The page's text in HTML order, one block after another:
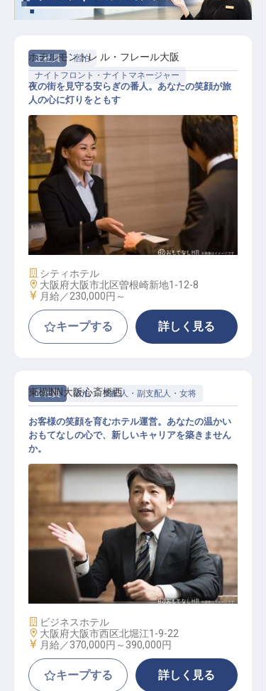
正社員
宿泊
ナイトフロント・ナイトマネージャー
フロントナイトスタッフ
ホテルモントレ ル・フレール大阪
夜の街を見守る安らぎの番人。あなたの笑顔が旅
人の心に灯りをともす
施設業態
シティホテル
勤務地
大阪府大阪市北区曽根崎新地1-12-8
給与
月給／230,000円～
キープする 詳しく見る
正社員 宿泊 支配人・副支配人・女将
ホテル支配人
東横INN大阪心斎橋西
お客様の笑顔を育むホテル運営。あなたの温かい
おもてなしの心で、新しいキャリアを築きません
か。
施設業態
ビジネスホテル
勤務地
大阪府大阪市西区北堀江1-9-22
給与
月給／370,000円～ 390,000円
キープする 詳しく見る